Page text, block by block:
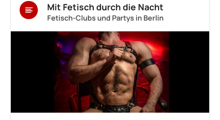
Mit Fetisch durch die Nacht
Fetisch-Clubs und Partys in Berlin